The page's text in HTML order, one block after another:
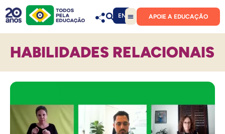
EN APOIE A EDUCAÇÃO
HABILIDADES RELACIONAIS